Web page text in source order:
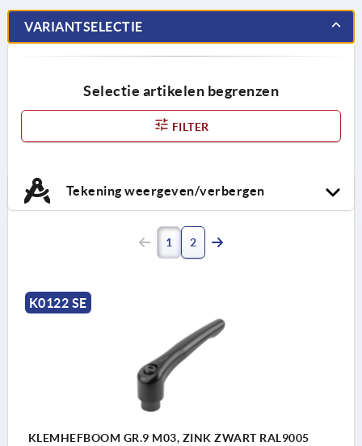
VARIANTSELECTIE
Selectie artikelen begrenzen
FILTER
Tekening weergeven/verbergen
1 2
K0122 SE
KLEMHEFBOOM GR.9 M03, ZINK ZWART RAL9005